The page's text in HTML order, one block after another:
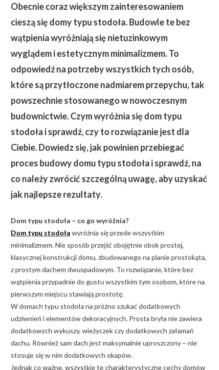
Obecnie coraz większym zainteresowaniem
cieszą się domy typu stodoła. Budowle te bez
wątpienia wyróżniają się nietuzinkowym
wyglądem i estetycznym minimalizmem. To
odpowiedź na potrzeby wszystkich tych osób,
które są przytłoczone nadmiarem przepychu, tak
powszechnie stosowanego w nowoczesnym
budownictwie. Czym wyróżnia się dom typu
stodoła i sprawdź, czy to rozwiązanie jest dla
Ciebie.Dowiedz się, jak powinien przebiegać
proces budowy domu typu stodoła i sprawdź, na
co należy zwrócić szczególną uwagę, aby uzyskać
jak najlepsze rezultaty.
Dom typu stodoła – co go wyróżnia?
Dom typu stodoła wyróżnia się przede wszystkim
minimalizmem. Nie sposób przejść obojętnie obok prostej,
klasycznej konstrukcji domu, zbudowanego na planie prostokąta,
z prostym dachem dwuspadowym. To rozwiązanie, które bez
wątpienia przypadnie do gustu wszystkim tym osobom, które na
pierwszym miejscu stawiają prostotę.
W domach typu stodoła na próżno szukać dodatkowych
udziwnień i elementów dekoracyjnych. Prosta bryła nie zawiera
dodatkowych wykuszy, wieżyczek czy dodatkowych załamań
dachu. Również sam dach jest maksymalnie uproszczony – nie
stosuje się w nim dodatkowych okapów.
Jednak co ważne, wszystkie te charakterystyczne cechy domów